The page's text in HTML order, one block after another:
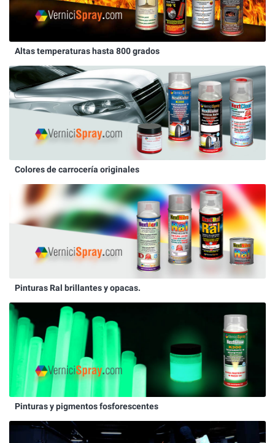
Altas temperaturas hasta 800 grados
Colores de carrocería originales
Pinturas Ral brillantes y opacas.
Pinturas y pigmentos fosforescentes